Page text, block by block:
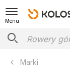
Menu
Marki